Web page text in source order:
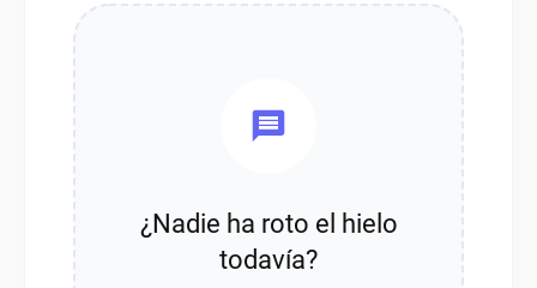
¿Nadie ha roto el hielo
todavía?